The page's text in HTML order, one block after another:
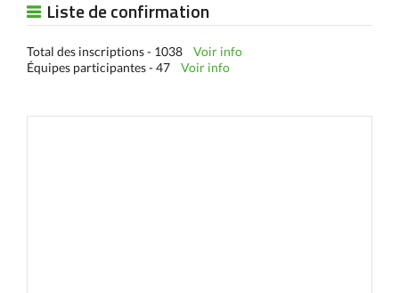
Liste de confirmation
Total des inscriptions - 1038 Voir info
Équipes participantes - 47 Voir info